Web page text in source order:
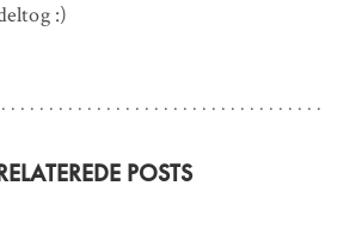
:)
POSTS